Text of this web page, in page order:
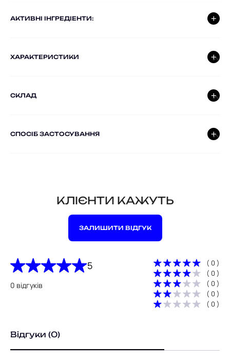
AКТИВНІ ІНГРЕДІЕНТИ:
ХАРАКТЕРИСТИКИ
СКЛАД
СПОСІБ ЗАСТОСУВАННЯ
КЛІЄНТИ КАЖУТЬ
ЗАЛИШИТИ ВІДГУК
5
0 відгуків
( 0 )
( 0 )
( 0 )
( 0 )
( 0 )
Відгуки (0)